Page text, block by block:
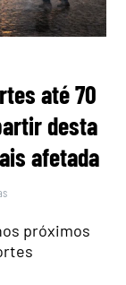
até 70
desta
afetada
próximos